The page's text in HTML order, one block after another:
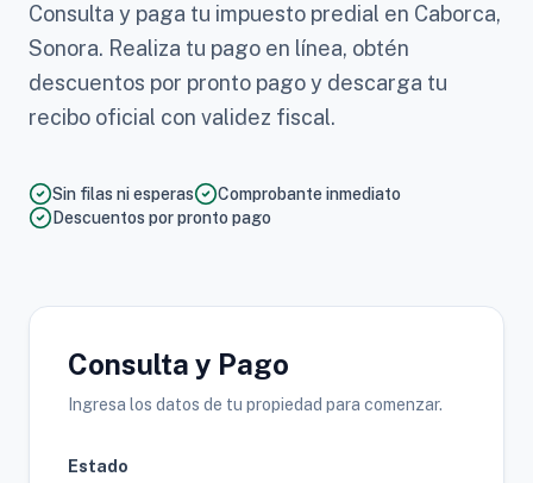
Consulta y paga tu impuesto predial en Caborca,
Sonora. Realiza tu pago en línea, obtén
descuentos por pronto pago y descarga tu
recibo oficial con validez fiscal.
Sin filas ni esperas
Comprobante inmediato
Descuentos por pronto pago
Consulta y Pago
Ingresa los datos de tu propiedad para comenzar.
Estado